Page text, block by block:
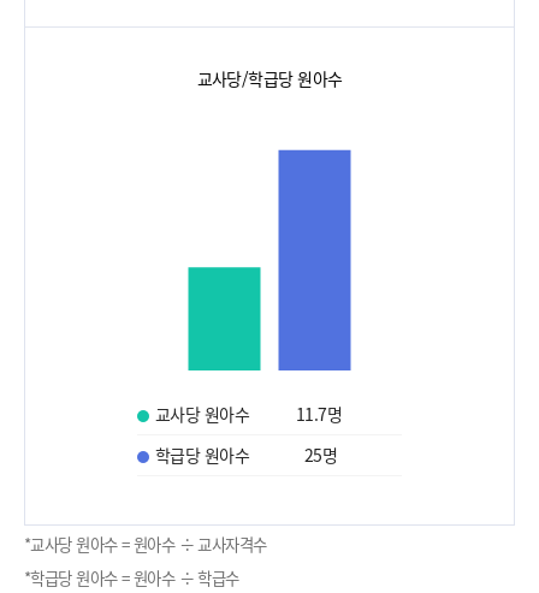
교사당/학급당 원아수
교사당 원아수 11.7명
학급당 원아수
25명
*교사당 원아수 = 원아수 ÷ 교사자격수
*학급당 원아수 = 원아수 ÷ 학급수